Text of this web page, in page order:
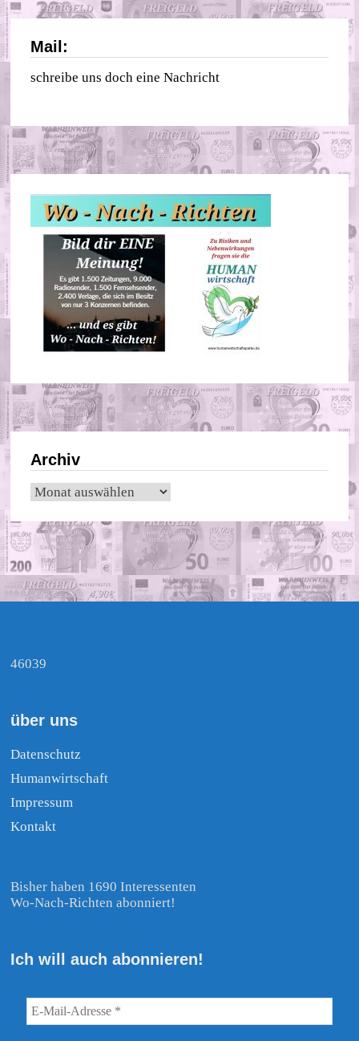
Mail:
schreibe uns doch eine Nachricht
Archiv
Archiv
46039
über uns
Datenschutz
Humanwirtschaft
Impressum
Kontakt
Bisher haben 1690 Interessenten
Wo-Nach-Richten abonniert!
Ich will auch abonnieren!